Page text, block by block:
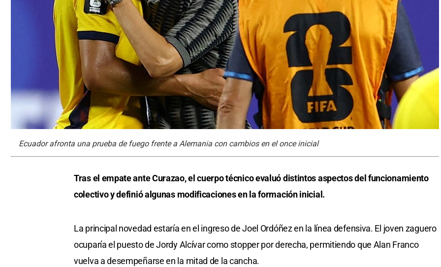
Ecuador afronta una prueba de fuego frente a Alemania con cambios en el once inicial
Tras el empate ante Curazao, el cuerpo técnico evaluó distintos aspectos del funcionamiento
colectivo y definió algunas modificaciones en la formación inicial.
La principal novedad estaría en el ingreso de Joel Ordóñez en la línea defensiva. El joven zaguero
ocuparía el puesto de Jordy Alcívar como stopper por derecha, permitiendo que Alan Franco
vuelva a desempeñarse en la mitad de la cancha.